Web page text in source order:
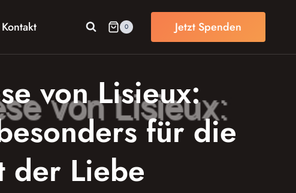
Kontakt 0 Jetzt Spenden
von Lisieux:
für die
der Liebe